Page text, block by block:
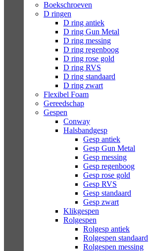
Boekschroeven
D ringen
D ring antiek
D ring Gun Metal
D ring messing
D ring regenboog
D ring rose gold
D ring RVS
D ring standaard
D ring zwart
Flexibel Foam
Gereedschap
Gespen
Conway
Halsbandgesp
Gesp antiek
Gesp Gun Metal
Gesp messing
Gesp regenboog
Gesp rose gold
Gesp RVS
Gesp standaard
Gesp zwart
Klikgespen
Rolgespen
Rolgesp antiek
Rolgespen standaard
Rolgespen messing